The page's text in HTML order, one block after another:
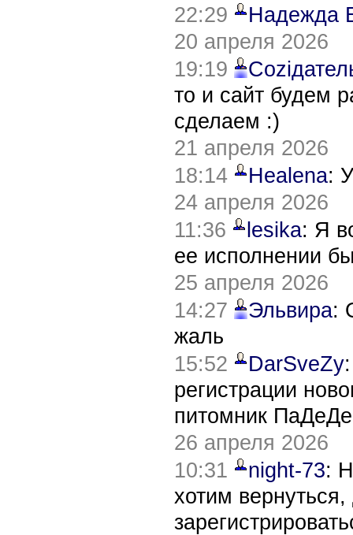
22:29
Надежда
20 апреля 2026
19:19
то и сайт будем
сделаем :)
21 апреля 2026
18:14
Healena:
24 апреля 2026
11:36
lesika: Я
ее исполнении
25 апреля 2026
14:27
Эльвира:
жаль
15:52
DarSveZy
регистрации
питомник
26 апреля 2026
10:31
night-73:
хотим